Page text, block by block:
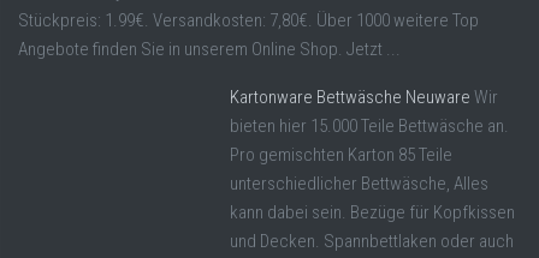
Stückpreis: 1.99€. Versandkosten: 7,80€. Über 1000 weitere Top
Angebote finden Sie in unserem Online Shop. Jetzt ...
Kartonware Bettwäsche Neuware Wir
bieten hier 15.000 Teile Bettwäsche an.
Pro gemischten Karton 85 Teile
unterschiedlicher Bettwäsche, Alles
kann dabei sein. Bezüge für Kopfkissen
und Decken. Spannbettlaken oder auch